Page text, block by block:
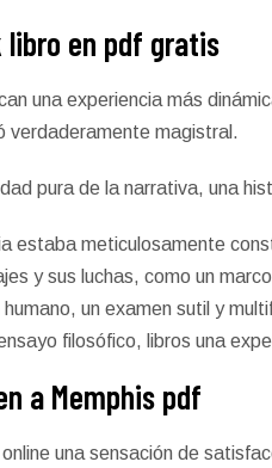
libro en pdf gratis
una experiencia más
verdaderamente magistral.
pura de la narrativa, una
estaba meticulosamente
y sus luchas, como un
humano, un examen sutil y
filosófico, libros una
a Memphis pdf
una sensación de